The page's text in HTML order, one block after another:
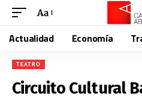
Aa
Actualidad Economía
TEATRO
Circuito Cultural